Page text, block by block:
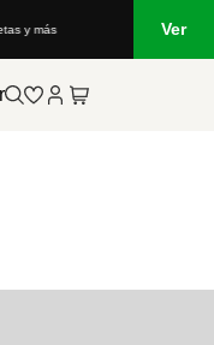
y más Ver